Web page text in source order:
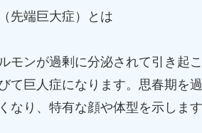
先端巨大症）とは
モンが過剰に分泌されて引き起
て巨人症になります。思春期を
なり、特有な顔や体型を示しま